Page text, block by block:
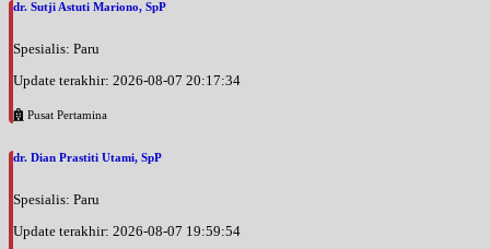
dr. Sutji Astuti Mariono, SpP
Spesialis: Paru
Update terakhir: 2026-08-07 20:17:34
Pusat Pertamina
dr. Dian Prastiti Utami, SpP
Spesialis: Paru
Update terakhir: 2026-08-07 19:59:54